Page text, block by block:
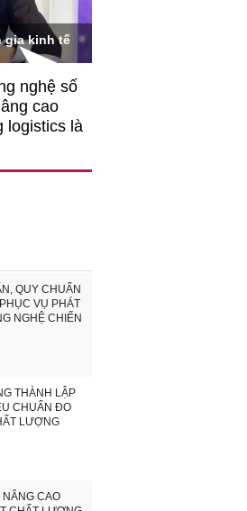
gia kinh tế
nghệ số
cao
logistics là
QUY CHUẨN
VỤ PHÁT
NGHỆ CHIẾN
THÀNH LẬP
CHUẨN ĐO
LƯỢNG
CAO